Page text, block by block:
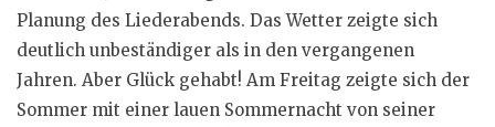
Planung des Liederabends. Das Wetter zeigte sich
deutlich unbeständiger als in den vergangenen
Jahren. Aber Glück gehabt! Am Freitag zeigte sich der
Sommer mit einer lauen Sommernacht von seiner